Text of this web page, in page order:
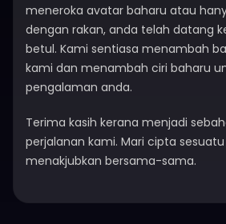
meneroka avatar baharu atau
dengan rakan, anda telah datang
betul. Kami sentiasa menambah
kami dan menambah ciri baharu
pengalaman anda.
Terima kasih kerana menjadi
perjalanan kami. Mari cipta
menakjubkan bersama-sama.